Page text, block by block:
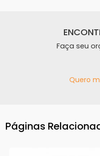
Faça seu
Quero
Páginas